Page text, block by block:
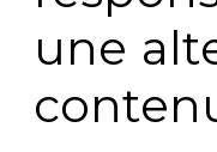
une